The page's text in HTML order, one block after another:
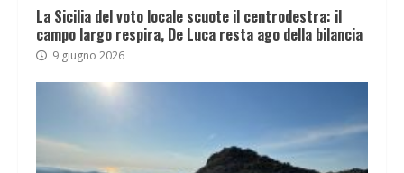
La Sicilia del voto locale scuote il centrodestra: il
campo largo respira, De Luca resta ago della bilancia
9 giugno 2026